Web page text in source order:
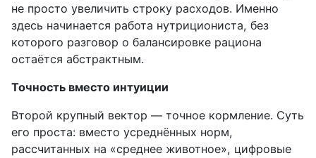
не просто увеличить строку расходов. Именно
здесь начинается работа нутрициониста, без
которого разговор о балансировке рациона
остаётся абстрактным.
Точность вместо интуиции
Второй крупный вектор — точное кормление. Суть
его проста: вместо усреднённых норм,
рассчитанных на «среднее животное», цифровые